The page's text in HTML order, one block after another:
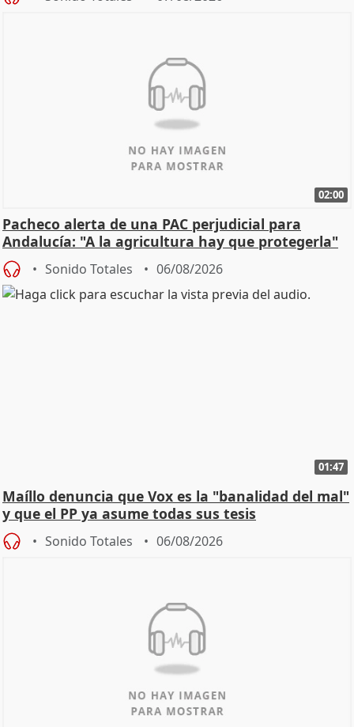
02:00
Pacheco alerta de una PAC perjudicial para
Andalucía: "A la agricultura hay que protegerla"
Sonido Totales 06/08/2026
01:47
Maíllo denuncia que Vox es la "banalidad del mal"
y que el PP ya asume todas sus tesis
Sonido Totales 06/08/2026